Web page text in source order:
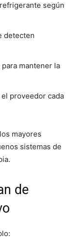
según
detecten
mantener la
proveedor cada
mayores
sistemas de
de